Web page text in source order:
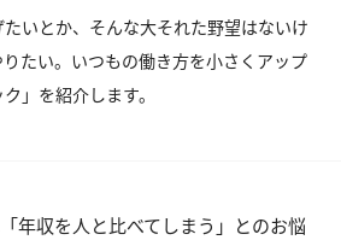
いとか、そんな大それた野望はないけ
たい。いつもの働き方を小さくアップ
」を紹介します。
年収を人と比べてしまう」とのお悩